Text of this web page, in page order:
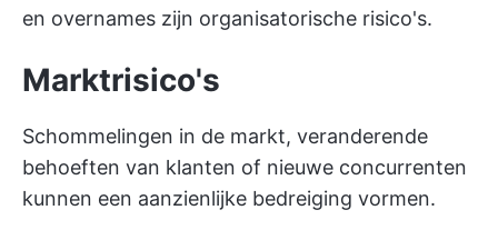
en overnames zijn organisatorische risico's.
Marktrisico's
Schommelingen in de markt, veranderende
behoeften van klanten of nieuwe concurrenten
kunnen een aanzienlijke bedreiging vormen.